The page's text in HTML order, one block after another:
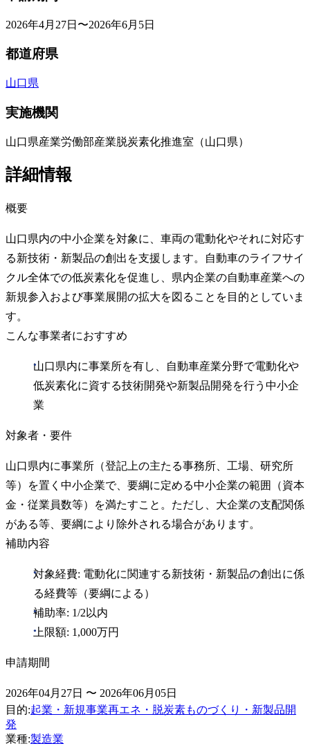
2026年4月27日〜2026年6月5日
都道府県
山口県
実施機関
山口県産業労働部産業脱炭素化推進室（山口県）
詳細情報
概要
山口県内の中小企業を対象に、車両の電動化やそれに対応す
る新技術・新製品の創出を支援します。自動車のライフサイ
クル全体での低炭素化を促進し、県内企業の自動車産業への
新規参入および事業展開の拡大を図ることを目的としていま
す。
こんな事業者におすすめ
山口県内に事業所を有し、自動車産業分野で電動化や
低炭素化に資する技術開発や新製品開発を行う中小企
業
対象者・要件
山口県内に事業所（登記上の主たる事務所、工場、研究所
等）を置く中小企業で、要綱に定める中小企業の範囲（資本
金・従業員数等）を満たすこと。ただし、大企業の支配関係
がある等、要綱により除外される場合があります。
補助内容
対象経費: 電動化に関連する新技術・新製品の創出に係
る経費等（要綱による）
補助率: 1/2以内
上限額: 1,000万円
申請期間
2026年04月27日 〜 2026年06月05日
目的:起業・新規事業再エネ・脱炭素ものづくり・新製品開
発
業種:製造業